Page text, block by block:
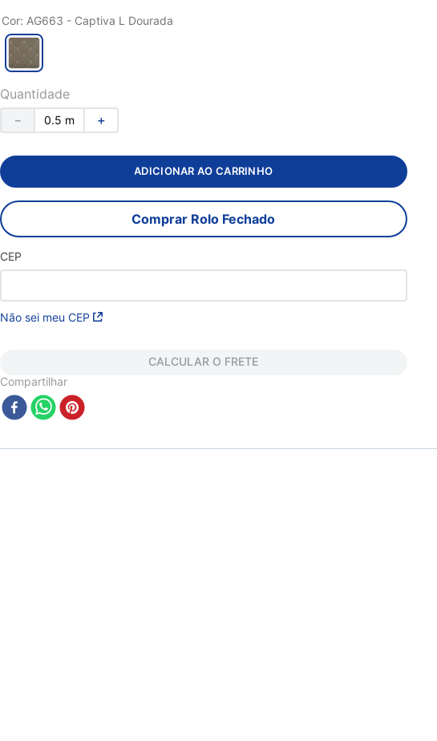
Cor: AG663 - Captiva L Dourada
Quantidade
＋
－
ADICIONAR AO CARRINHO
Comprar Rolo Fechado
CEP
Não sei meu CEP
CALCULAR O FRETE
Compartilhar